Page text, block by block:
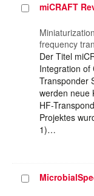
ProjektmiCRAFT
frequency
Der Titel
Integration of
Transponder
werden neue
HF-
Projektes
1)…
Projekt